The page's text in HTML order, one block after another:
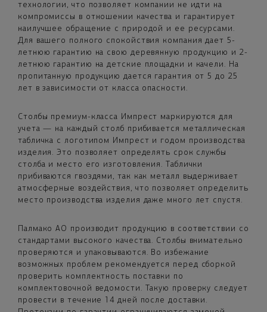
технологии, что позволяет компании не идти на
компромиссы в отношении качества и гарантирует
наилучшее обращение с природой и ее ресурсами.
Для вашего полного спокойствия компания дает 5-
летнюю гарантию на свою деревянную продукцию и 2-
летнюю гарантию на детские площадки и качели. На
пропитанную продукцию дается гарантия от 5 до 25
лет в зависимости от класса опасности.
Столбы премиум-класса Импрест маркируются для
учета — на каждый столб прибивается металлическая
табличка с логотипом Импрест и годом производства
изделия. Это позволяет определять срок службы
столба и место его изготовления. Таблички
прибиваются гвоздями, так как металл выдерживает
атмосферные воздействия, что позволяет определить
место производства изделия даже много лет спустя.
Палмако AO производит продукцию в соответствии со
стандартами высокого качества. Столбы внимательно
проверяются и упаковываются. Во избежание
возможных проблем рекомендуется перед сборкой
проверить комплектность поставки по
комплектовочной ведомости. Такую проверку следует
провести в течение 14 дней после доставки.